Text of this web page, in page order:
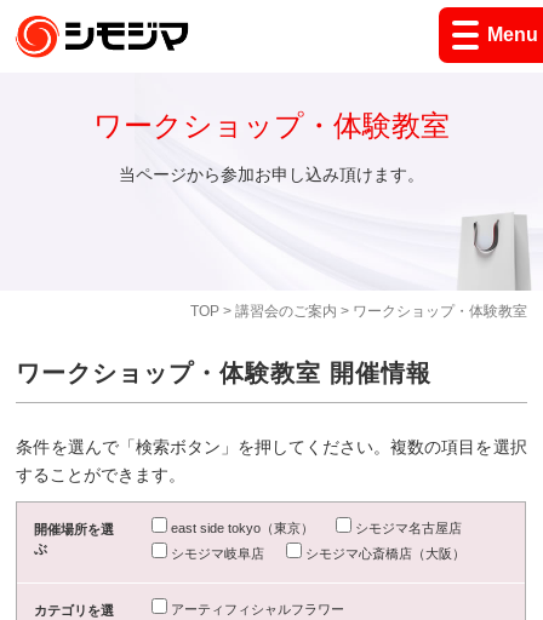
Menu
TOP> 講習会のご案内 > ワークショップ・体験教室
ワークショップ・体験教室
当ページから参加お申し込み頂けます。
ワークショップ・体験教室 開催情報
条件を選んで「検索ボタン」を押してください。複数の項目を選択
することができます。
開催場所を選
ぶ
east side tokyo（東京）
シモジマ名古屋店
シモジマ岐阜店
シモジマ心斎橋店（大阪）
カテゴリを選
アーティフィシャルフラワー